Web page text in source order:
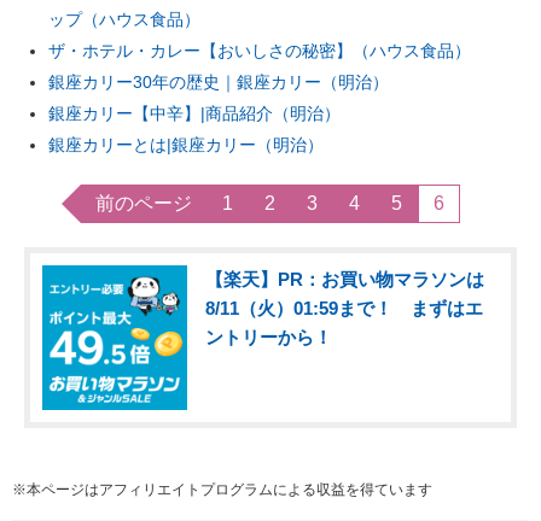
ップ（ハウス食品）
ザ・ホテル・カレー【おいしさの秘密】（ハウス食品）
銀座カリー30年の歴史｜銀座カリー（明治）
銀座カリー【中辛】|商品紹介（明治）
銀座カリーとは|銀座カリー（明治）
前のページ 1 2 3 4 5 6
【楽天】PR：お買い物マラソンは
8/11（火）01:59まで！ まずはエ
ントリーから！
※本ページはアフィリエイトプログラムによる収益を得ています